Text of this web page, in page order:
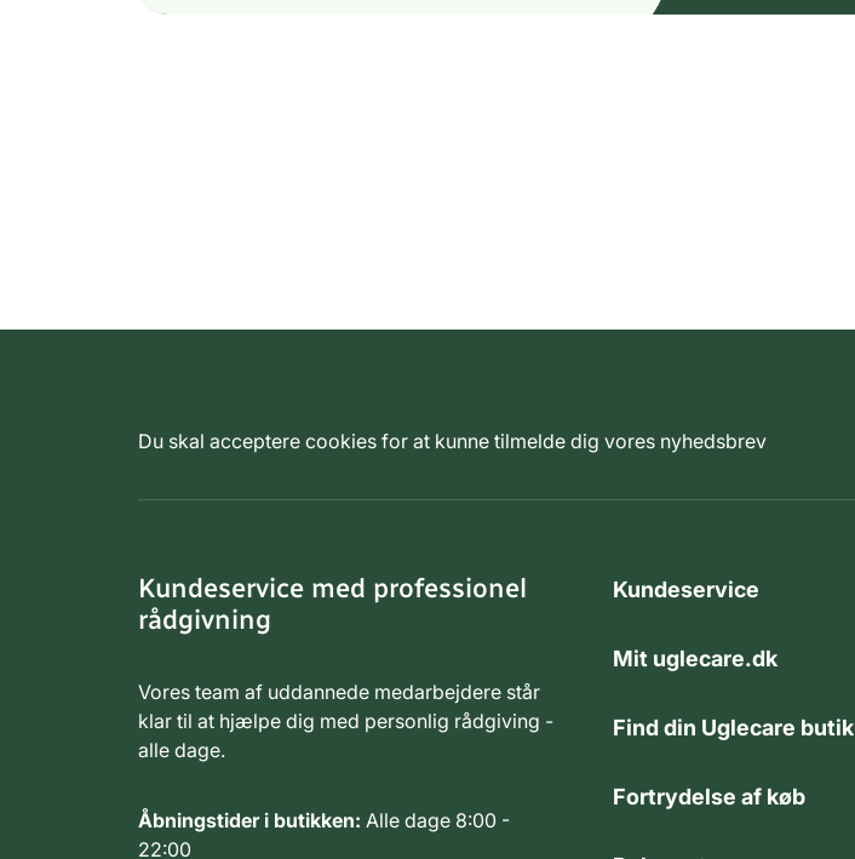
Du skal acceptere cookies for at kunne tilmelde dig vores nyhedsbrev
Kundeservice med professionel
rådgivning
Vores team af uddannede medarbejdere står
klar til at hjælpe dig med personlig rådgiving -
alle dage.
Åbningstider i butikken: Alle dage 8:00 -
22:00
Kundeservice
Mit uglecare.dk
Find din Uglecare butik
Fortrydelse af køb